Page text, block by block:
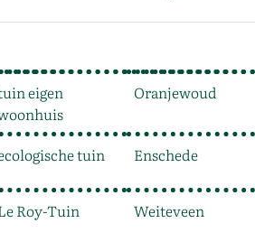
eigen
Oranjewoud
tuin Enschede
Roy-Tuin Weiteveen